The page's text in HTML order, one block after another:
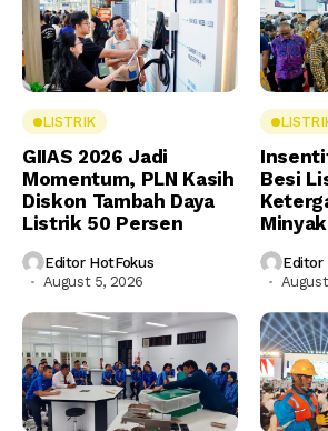
LISTRIK
GIIAS 2026 Jadi
Momentum, PLN Kasih
Diskon Tambah Daya
Listrik 50 Persen
Editor HotFokus
August 5, 2026
Besi
Minyak
Editor